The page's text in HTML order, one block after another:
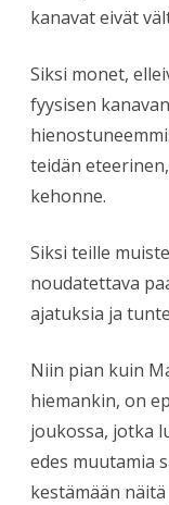
kanavat eivät
Siksi monet,
fyysisen
teidän
kehonne.
Siksi teille
noudatettava
ajatuksia ja
Niin pian kuin
hiemankin, on
joukossa, jotka
edes muutamia
kestämään